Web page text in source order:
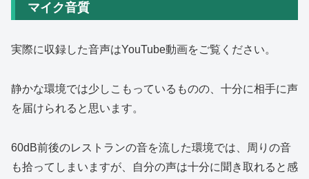
マイク音質
実際に収録した音声はYouTube動画をご覧ください。
静かな環境では少しこもっているものの、十分に相手に声
を届けられると思います。
60dB前後のレストランの音を流した環境では、周りの音
も拾ってしまいますが、自分の声は十分に聞き取れると感